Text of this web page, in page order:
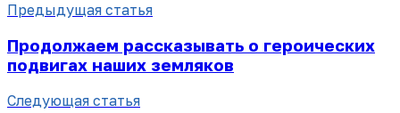
Предыдущая статья
Продолжаем рассказывать о героических
подвигах наших земляков
Следующая статья